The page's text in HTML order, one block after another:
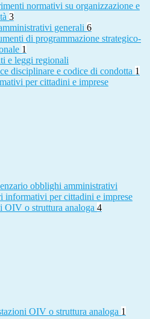
normativi su organizzazione e
3
generali 6
di programmazione strategico-
1
e leggi regionali
disciplinare e codice di condotta 1
per cittadini e imprese
obblighi amministrativi
informativi per cittadini e imprese
OIV o struttura analoga 4
OIV o struttura analoga 1